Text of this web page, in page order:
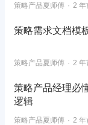
策略产品夏师傅 2 年
策略需求文档模
策略产品夏师傅 2 年
策略产品经理必
逻辑
策略产品夏师傅 2 年